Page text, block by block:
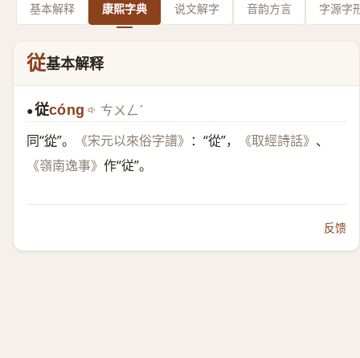
基本解释 康熙字典 说文解字 音韵方言 字源字
従基本解释
●従cóng ㄘㄨㄥˊ
同“從”。 《宋元以來俗字譜》 ：“從”， 《取經詩話》 、
《嶺南逸事》 作“従”。
反馈